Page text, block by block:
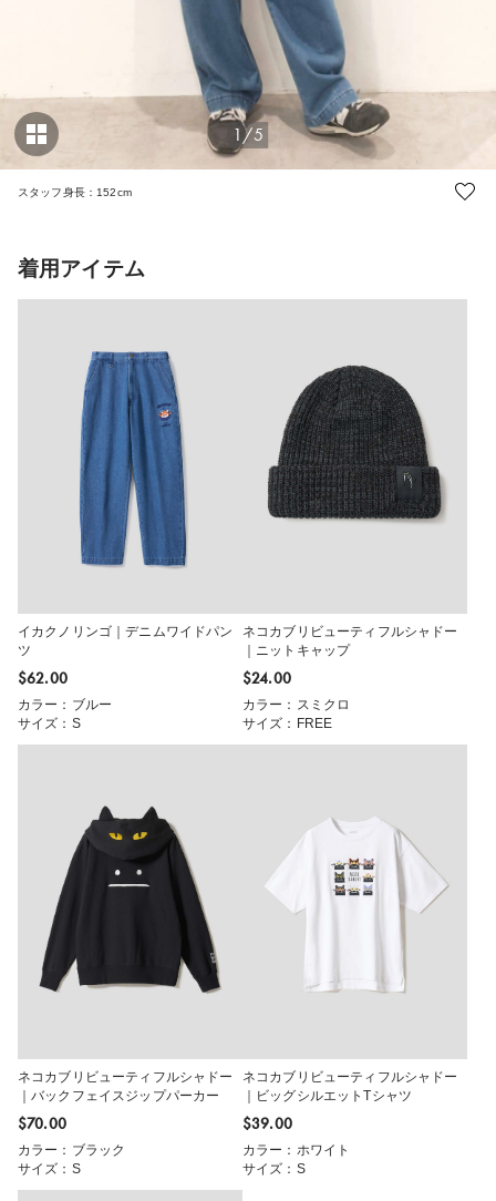
1/5
スタッフ身長：152cm
着用アイテム
イカクノリンゴ｜デニムワイドパン
ツ
$‌62.00
カラー：ブルー
サイズ：S
ネコカブリビューティフルシャドー
｜ニットキャップ
$‌24.00
カラー：スミクロ
サイズ：FREE
ネコカブリビューティフルシャドー
｜バックフェイスジップパーカー
$‌70.00
カラー：ブラック
サイズ：S
ネコカブリビューティフルシャドー
｜ビッグシルエットTシャツ
$‌39.00
カラー：ホワイト
サイズ：S